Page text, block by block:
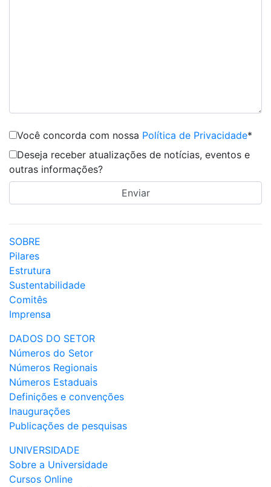
Você concorda com nossa Política de Privacidade*
Deseja receber atualizações de notícias, eventos e
outras informações?
SOBRE
Pilares
Estrutura
Sustentabilidade
Comitês
Imprensa
DADOS DO SETOR
Números do Setor
Números Regionais
Números Estaduais
Definições e convenções
Inaugurações
Publicações de pesquisas
UNIVERSIDADE
Sobre a Universidade
Cursos Online